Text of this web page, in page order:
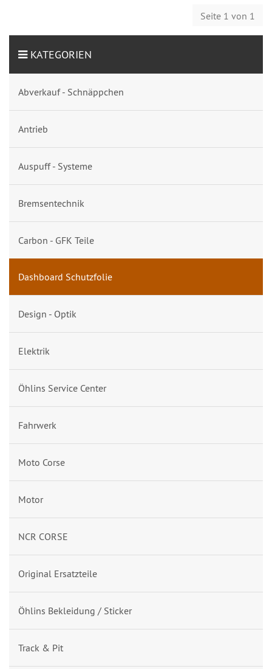
Seite 1 von 1
KATEGORIEN
Abverkauf - Schnäppchen
Antrieb
Auspuff - Systeme
Bremsentechnik
Carbon - GFK Teile
Dashboard Schutzfolie
Design - Optik
Elektrik
Öhlins Service Center
Fahrwerk
Moto Corse
Motor
NCR CORSE
Original Ersatzteile
Öhlins Bekleidung / Sticker
Track & Pit